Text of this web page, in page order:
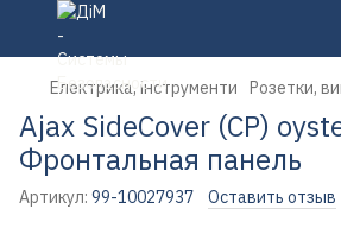
Електрика, інструменти Розетки,
Ajax SideCover (CP)
Фронтальная панель
Артикул: 99-10027937 Оставить отзыв